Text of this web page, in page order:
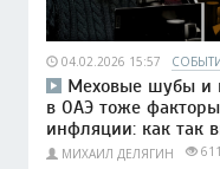
04.02.2026 15:57
Меховые шубы и
в ОАЭ тоже факторы
инфляции: как так
МИХАИЛ ДЕЛЯГИН 611